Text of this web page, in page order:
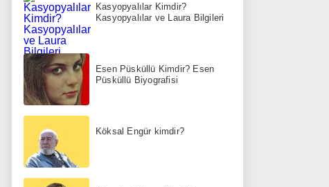
Kasyopyalılar Kimdir?
Kasyopyalılar ve Laura Bilgileri
Esen Püsküllü Kimdir? Esen
Püsküllü Biyografisi
Köksal Engür kimdir?